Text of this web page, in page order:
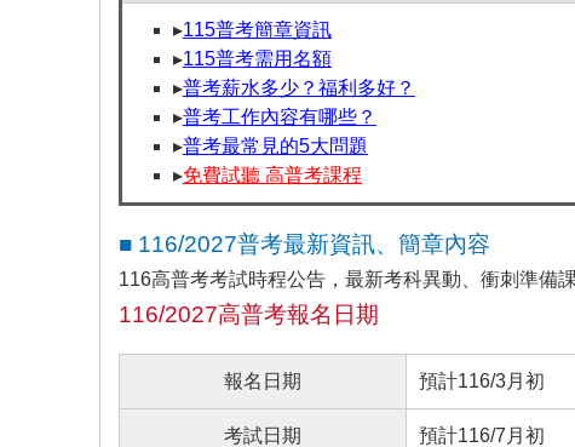
▸115普考簡章資訊
▸115普考需用名額
▸普考薪水多少？福利多好？
▸普考工作內容有哪些？
▸普考最常見的5大問題
▸免費試聽 高普考課程
■ 116/2027普考最新資訊、簡章內容
116高普考考試時程公告，最新考科異動、衝刺準備
116/2027高普考報名日期
報名日期 預計116/3月初
考試日期 預計116/7月初